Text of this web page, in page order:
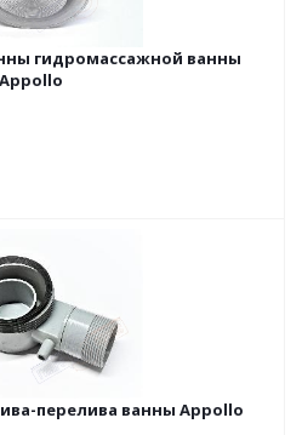
гидромассажной ванны
Appollo
перелива ванны Appollo